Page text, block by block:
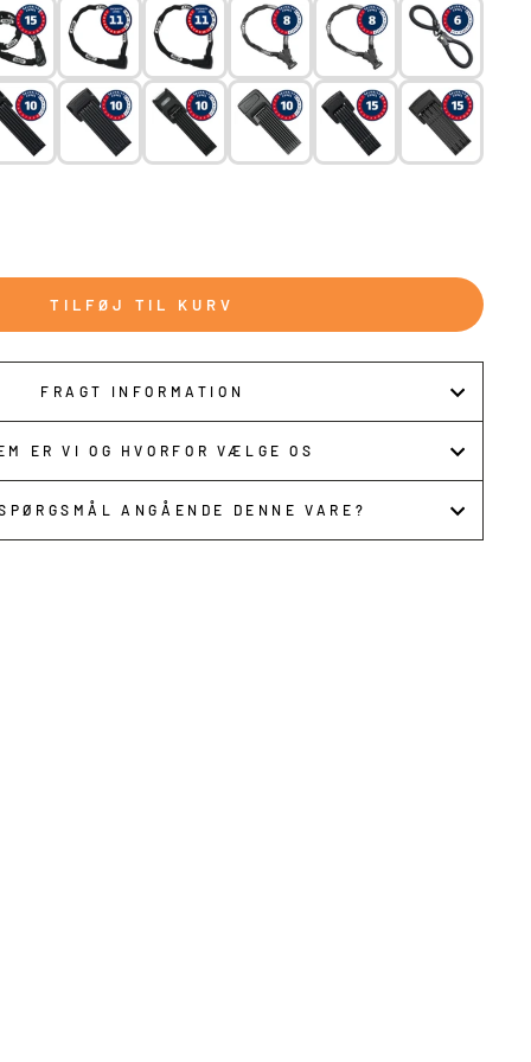
LYGTESÆT
(+ 499,00 KR)
(+ 499,00 KR)
(+ 499,00 KR)
(+ 499,00 KR)
TILFØJ TIL KURV
FRAGT INFORMATION
ER VI OG HVORFOR VÆLGE OS
ANGÅENDE DENNE VARE?